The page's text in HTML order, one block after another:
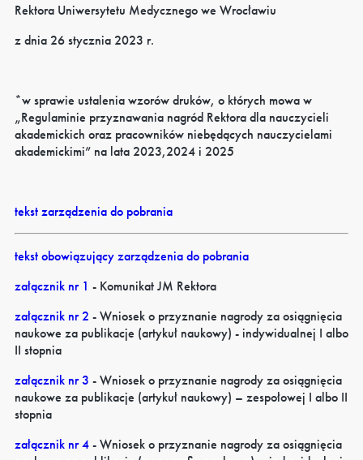
Rektora Uniwersytetu Medycznego we Wrocławiu
z dnia 26 stycznia 2023 r.
*w sprawie ustalenia wzorów druków, o których mowa w
„Regulaminie przyznawania nagród Rektora dla nauczycieli
akademickich oraz pracowników niebędących nauczycielami
akademickimi” na lata 2023,2024 i 2025
tekst zarządzenia do pobrania
tekst obowiązujący zarządzenia do pobrania
załącznik nr 1 - Komunikat JM Rektora
załącznik nr 2 - Wniosek o przyznanie nagrody za osiągnięcia
naukowe za publikacje (artykuł naukowy) - indywidualnej I albo
II stopnia
załącznik nr 3 - Wniosek o przyznanie nagrody za osiągnięcia
naukowe za publikacje (artykuł naukowy) – zespołowej I albo II
stopnia
załącznik nr 4- Wniosek o przyznanie nagrody za osiągnięcia